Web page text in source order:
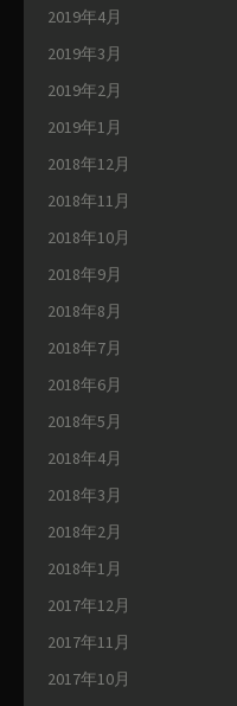
2019年4月
2019年3月
2019年2月
2019年1月
2018年12月
2018年11月
2018年10月
2018年9月
2018年8月
2018年7月
2018年6月
2018年5月
2018年4月
2018年3月
2018年2月
2018年1月
2017年12月
2017年11月
2017年10月